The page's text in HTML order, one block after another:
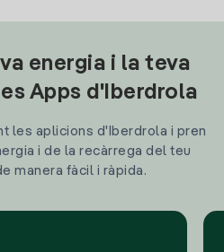
energia i la teva
Apps d'Iberdrola
les aplicions d'Iberdrola i pren
i de la recàrrega del teu
manera fàcil i ràpida.